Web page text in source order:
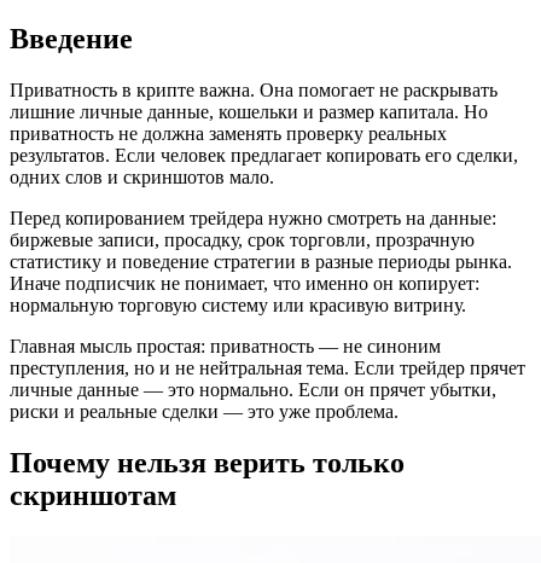
Введение
Приватность в крипте важна. Она помогает не раскрывать
лишние личные данные, кошельки и размер капитала. Но
приватность не должна заменять проверку реальных
результатов. Если человек предлагает копировать его сделки,
одних слов и скриншотов мало.
Перед копированием трейдера нужно смотреть на данные:
биржевые записи, просадку, срок торговли, прозрачную
статистику и поведение стратегии в разные периоды рынка.
Иначе подписчик не понимает, что именно он копирует:
нормальную торговую систему или красивую витрину.
Главная мысль простая: приватность — не синоним
преступления, но и не нейтральная тема. Если трейдер прячет
личные данные — это нормально. Если он прячет убытки,
риски и реальные сделки — это уже проблема.
Почему нельзя верить только
скриншотам